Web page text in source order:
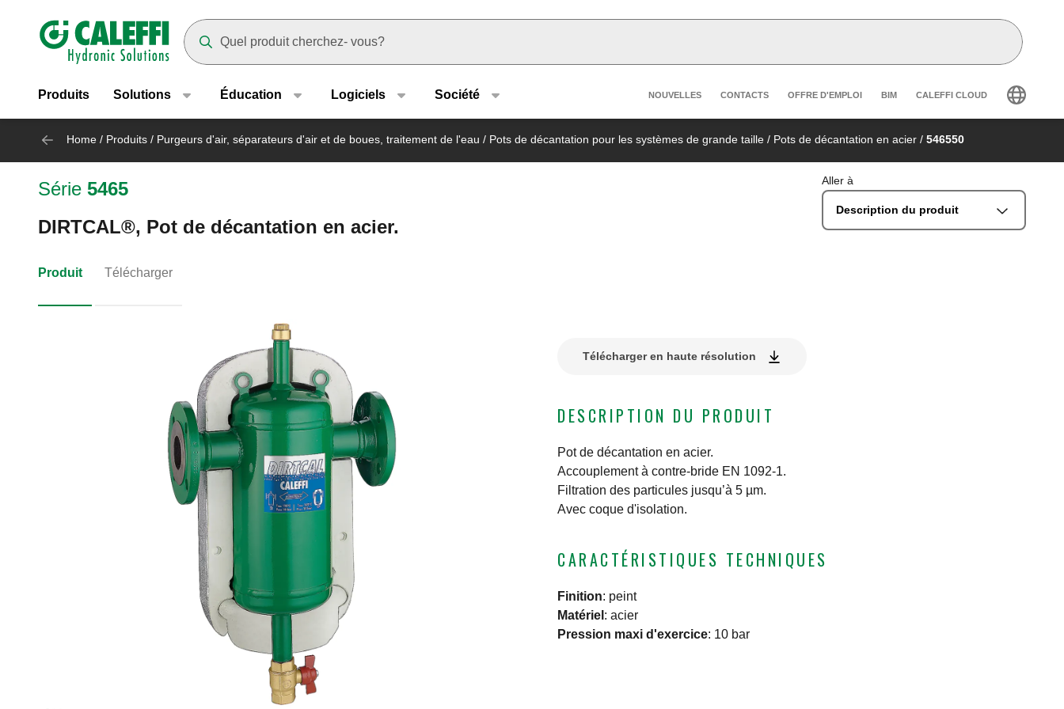
Header main navigation
Produits Solutions Éducation Logiciels Société Header secondary navigation
NOUVELLES CONTACTS OFFRE D'EMPLOI BIM CALEFFI CLOUD
Home / Produits / Purgeurs d'air, séparateurs d'air et de boues, traitement de l'eau / Pots de décantation pour les systèmes de grande taille / Pots de décantation en acier / 546550
Série 5465
DIRTCAL®, Pot de décantation en acier.
Aller à
Description du produit
Produit Télécharger
Télécharger en haute résolution
DESCRIPTION DU PRODUIT
Pot de décantation en acier.
Accouplement à contre-bride EN 1092-1.
Filtration des particules jusqu’à 5 µm.
Avec coque d'isolation.
CARACTÉRISTIQUES TECHNIQUES
Finition: peint
Matériel : acier
Pression maxi d'exercice: 10 bar